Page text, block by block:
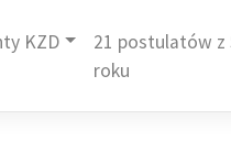
KZD
21 postulatów z
roku